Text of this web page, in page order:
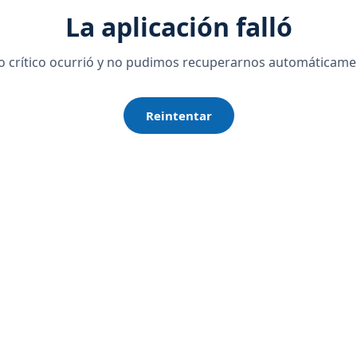
La aplicación falló
crítico ocurrió y no pudimos recuperarnos
Reintentar